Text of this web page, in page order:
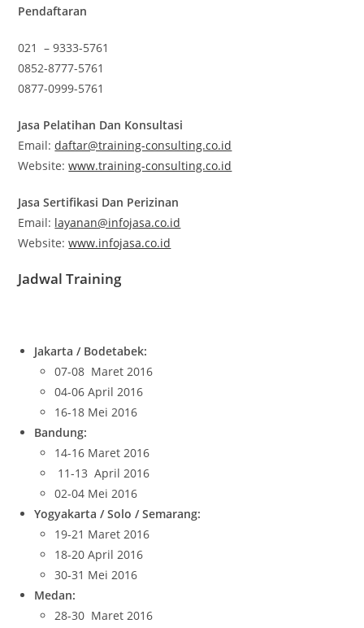
Pendaftaran
021 – 9333-5761
0852-8777-5761
0877-0999-5761
Jasa Pelatihan Dan Konsultasi
Email:daftar@training-consulting.co.id
Website:www.training-consulting.co.id
Jasa Sertifikasi Dan Perizinan
Email: layanan@infojasa.co.id
Website:www.infojasa.co.id
Jadwal Training
Jakarta / Bodetabek:
07-08 Maret 2016
04-06 April 2016
16-18 Mei 2016
Bandung:
14-16 Maret 2016
11-13 April 2016
02-04 Mei 2016
Yogyakarta / Solo / Semarang:
19-21 Maret 2016
18-20 April 2016
30-31 Mei 2016
Medan:
28-30 Maret 2016